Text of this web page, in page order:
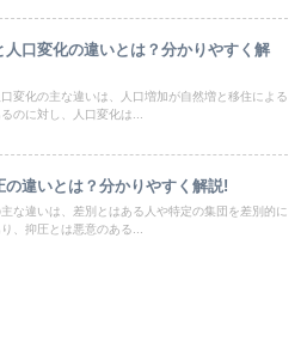
人口変化の違いとは？分かりやすく解
変化の主な違いは、人口増加が自然増と移住による
のに対し、人口変化は...
の違いとは？分かりやすく解説!
な違いは、差別とはある人や特定の集団を差別的に
、抑圧とは悪意のある...